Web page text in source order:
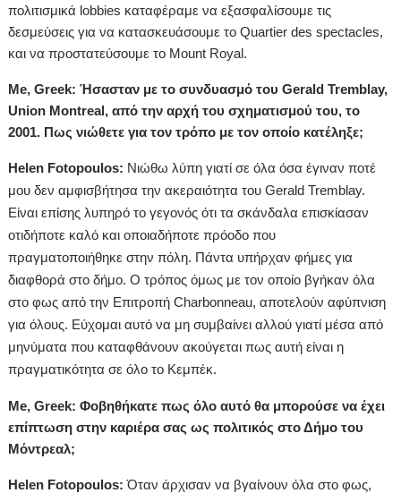
πολιτισμικά lobbies καταφέραμε να εξασφαλίσουμε τις
δεσμεύσεις για να κατασκευάσουμε το Quartier des spectacles,
και να προστατεύσουμε το Mount Royal.
Me, Greek: Ήσασταν με το συνδυασμό του Gerald Tremblay,
Union Montreal, από την αρχή του σχηματισμού του, το
2001. Πως νιώθετε για τον τρόπο με τον οποίο κατέληξε;
Helen Fotopoulos: Νιώθω λύπη γιατί σε όλα όσα έγιναν ποτέ
μου δεν αμφισβήτησα την ακεραιότητα του Gerald Tremblay.
Είναι επίσης λυπηρό το γεγονός ότι τα σκάνδαλα επισκίασαν
οτιδήποτε καλό και οποιαδήποτε πρόοδο που
πραγματοποιήθηκε στην πόλη. Πάντα υπήρχαν φήμες για
διαφθορά στο δήμο. Ο τρόπος όμως με τον οποίο βγήκαν όλα
στο φως από την Επιτροπή Charbonneau, αποτελούν αφύπνιση
για όλους. Εύχομαι αυτό να μη συμβαίνει αλλού γιατί μέσα από
μηνύματα που καταφθάνουν ακούγεται πως αυτή είναι η
πραγματικότητα σε όλο το Κεμπέκ.
Me, Greek: Φοβηθήκατε πως όλο αυτό θα μπορούσε να έχει
επίπτωση στην καριέρα σας ως πολιτικός στο Δήμο του
Μόντρεαλ;
Helen Fotopoulos: Όταν άρχισαν να βγαίνουν όλα στο φως,